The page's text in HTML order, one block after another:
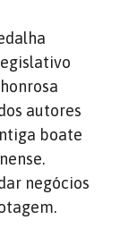
autores
boate
negócios